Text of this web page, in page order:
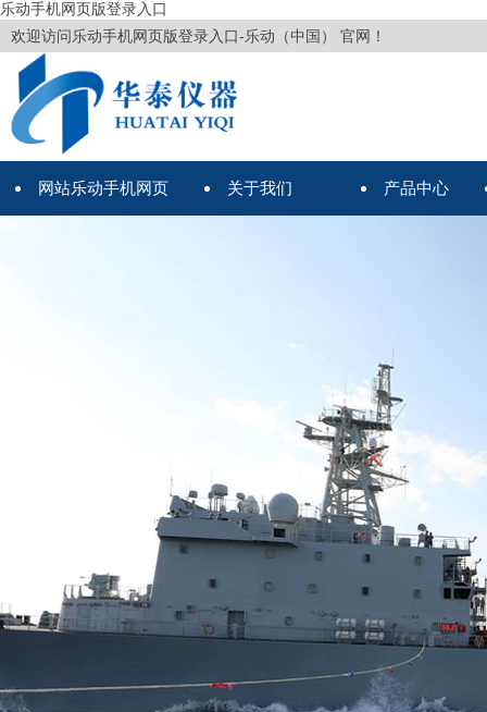
乐动手机网页版登录入口
欢迎访问乐动手机网页版登录入口-乐动（中国） 官网！
网站乐动手机网页 关于我们 产品中心